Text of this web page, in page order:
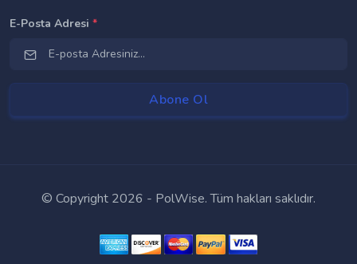
E-Posta Adresi *
© Copyright 2026 - PolWise. Tüm hakları saklıdır.